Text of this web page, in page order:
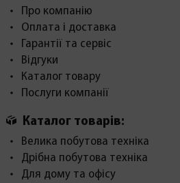
Про компанію
Оплата і доставка
Гарантії та сервіс
Відгуки
Каталог товару
Послуги компанії
Каталог товарів:
Велика побутова техніка
Дрібна побутова техніка
Для дому та офісу